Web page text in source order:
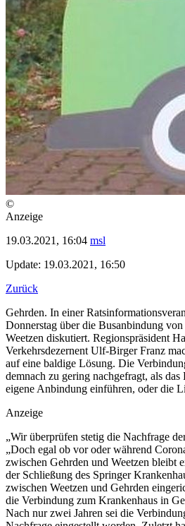
©
Anzeige
19.03.2021, 16:04 msl
Update: 19.03.2021, 16:50
Zurück
Gehrden. In einer
Donnerstag über die Busanbindung
Weetzen diskutiert. Regionspräsident
Verkehrsdezernent Ulf-Birger Franz
auf eine baldige Lösung. Die
demnach zu gering nachgefragt, als
eigene Anbindung einführen, oder die
Anzeige
„Wir überprüfen stetig die Nachfrage
„Doch egal ob vor oder während
zwischen Gehrden und Weetzen bleibt
der Schließung des Springer
zwischen Weetzen und Gehrden
die Verbindung zum Krankenhaus in
Nach nur zwei Jahren sei die